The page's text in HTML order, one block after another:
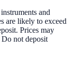
and
are likely to exceed
Prices may
Do not deposit